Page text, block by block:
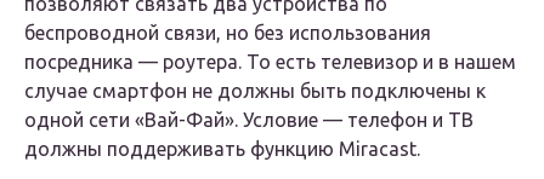
беспроводной связи, но без использования
посредника — роутера. То есть телевизор и в нашем
случае смартфон не должны быть подключены к
одной сети «Вай-Фай». Условие — телефон и ТВ
должны поддерживать функцию Miracast.